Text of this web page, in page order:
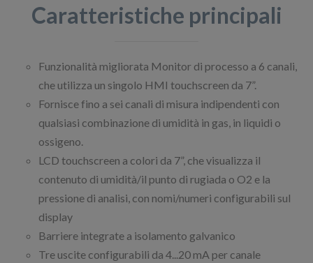
Caratteristiche principali
Funzionalità migliorata Monitor di processo a 6 canali,
che utilizza un singolo HMI touchscreen da 7”.
Fornisce fino a sei canali di misura indipendenti con
qualsiasi combinazione di umidità in gas, in liquidi o
ossigeno.
LCD touchscreen a colori da 7”, che visualizza il
contenuto di umidità/il punto di rugiada o O2 e la
pressione di analisi, con nomi/numeri configurabili sul
display
Barriere integrate a isolamento galvanico
Tre uscite configurabili da 4...20 mA per canale